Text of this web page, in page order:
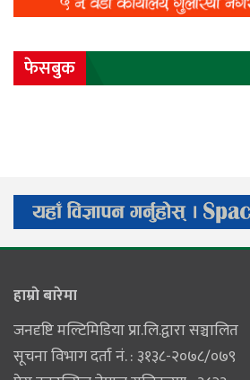
फेसबुक
हाम्राे बारेमा
जनदृष्टि मल्टिमिडिया प्रा.लि.द्वारा सञ्चालित
सूचना विभाग दर्ता नं. : ३१३८-२०७८/०७९